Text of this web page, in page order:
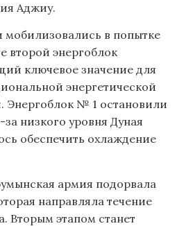
Аджиу.
мобилизовались в попытке
второй энергоблок
ключевое значение для
энергетической
Энергоблок № 1 остановили
за низкого уровня Дуная
обеспечить охлаждение
армия подорвала
направляла течение
Вторым этапом станет